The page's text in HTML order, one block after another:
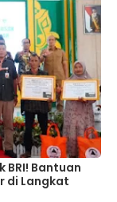
BRI! Bantuan
di Langkat